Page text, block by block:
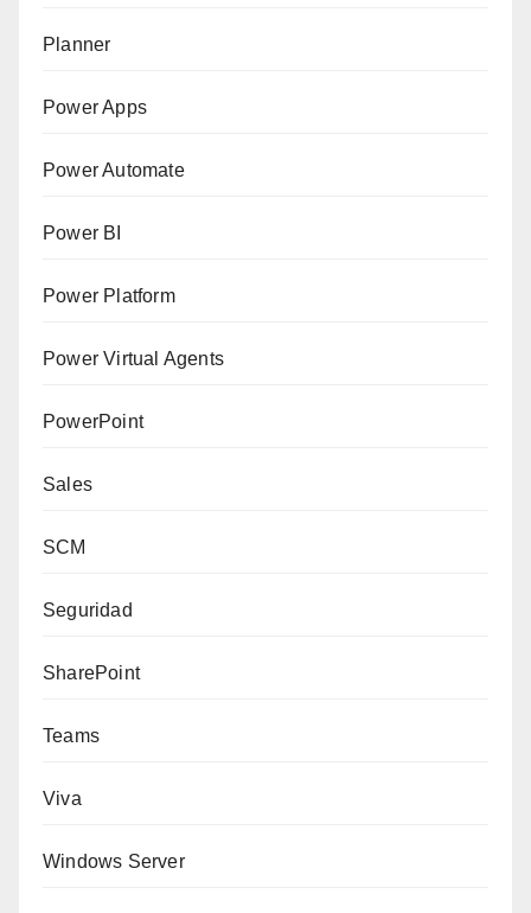
Planner
Power Apps
Power Automate
Power BI
Power Platform
Power Virtual Agents
PowerPoint
Sales
SCM
Seguridad
SharePoint
Teams
Viva
Windows Server